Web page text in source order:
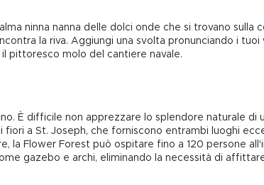
ninna nanna delle dolci onde che si trovano sulla
la riva. Aggiungi una svolta pronunciando i tuoi
pittoresco molo del cantiere navale.
È difficile non apprezzare lo splendore naturale di
a St. Joseph, che forniscono entrambi luoghi
la Flower Forest può ospitare fino a 120 persone
gazebo e archi, eliminando la necessità di